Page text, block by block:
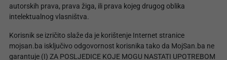
autorskih prava, prava žiga, ili prava kojeg drugog oblika
intelektualnog vlasništva.
Korisnik se izričito slaže da je korištenje Internet stranice
mojsan.ba isključivo odgovornost korisnika tako da MojSan.ba ne
garantuje (I) ZA POSLJEDICE KOJE MOGU NASTATI UPOTREBOM